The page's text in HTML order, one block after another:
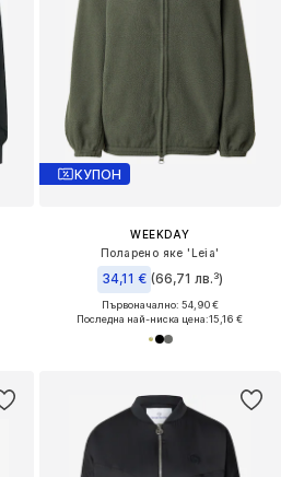
КУПОН
WEEKDAY
Поларено яке 'Leia'
34,11 € (66,71 лв.³)
Първоначално: 54,90 €
Последна най-ниска цена:15,16 €